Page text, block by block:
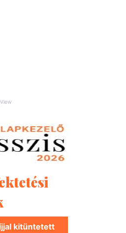
kitüntetett